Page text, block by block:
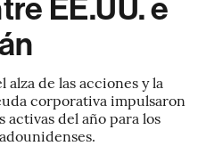
EE.UU. e
de las acciones y la
corporativa impulsaron
activas del año para los